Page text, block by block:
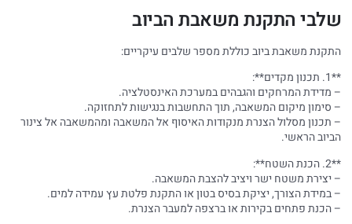
שלבי התקנת משאבת הביוב
התקנת משאבת ביוב כוללת מספר שלבים עיקריים:
**1. תכנון מקדים**:
– מדידת המרחקים והגבהים במערכת האינסטלציה.
– סימון מיקום המשאבה, תוך התחשבות בנגישות לתחזוקה.
– תכנון מסלול הצנרת מנקודות האיסוף אל המשאבה ומהמשאבה אל צינור
הביוב הראשי.
**2. הכנת השטח**:
– יצירת משטח ישר ויציב להצבת המשאבה.
– במידת הצורך, יציקת בסיס בטון או התקנת פלטת עץ עמידה למים.
– הכנת פתחים בקירות או ברצפה למעבר הצנרת.